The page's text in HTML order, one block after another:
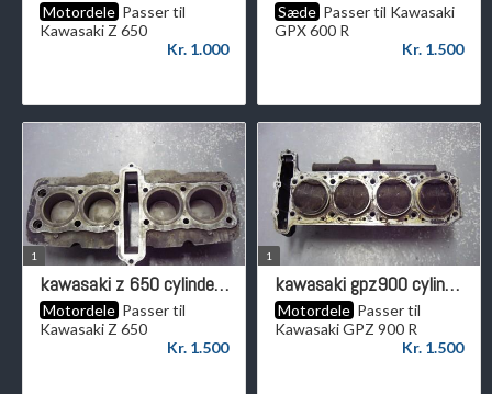
Motordele Passer til
Kawasaki Z 650
Kr. 1.000
Sæde Passer til Kawasaki
GPX 600 R
Kr. 1.500
1
kawasaki z 650 cylinderkit
Motordele Passer til
Kawasaki Z 650
Kr. 1.500
1
kawasaki gpz900 cylinderkit
Motordele Passer til
Kawasaki GPZ 900 R
Kr. 1.500